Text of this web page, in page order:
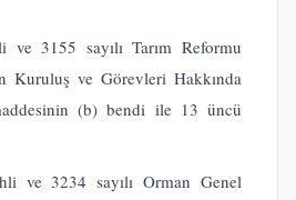
ve 3155 sayılı Tarım Reformu
Kuruluş ve Görevleri Hakkında
(b) bendi ile 13 üncü
ve 3234 sayılı Orman Genel